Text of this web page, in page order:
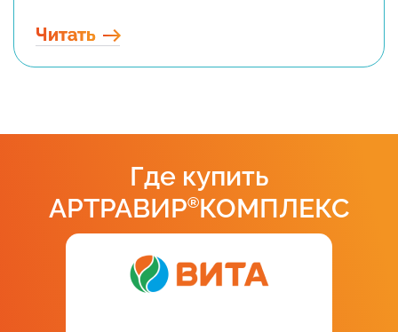
Читать
Где купить
АРТРАВИР®КОМПЛЕКС